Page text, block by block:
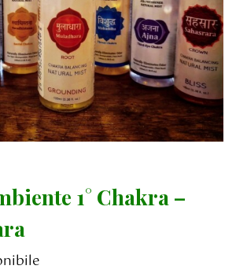
1° Chakra –